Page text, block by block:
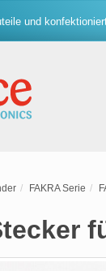
und
FAKRA Serie